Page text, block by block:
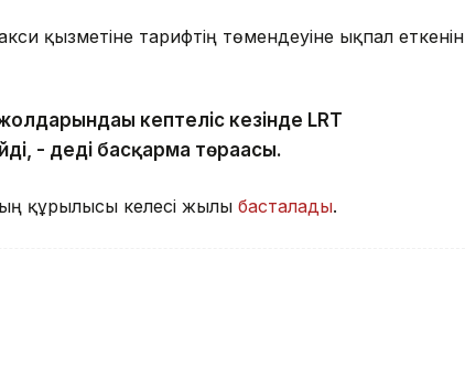
қызметіне тарифтің төмендеуіне ықпал еткенін
кептеліс кезінде LRT
- деді басқарма төрағасы.
құрылысы келесі жылы басталады.